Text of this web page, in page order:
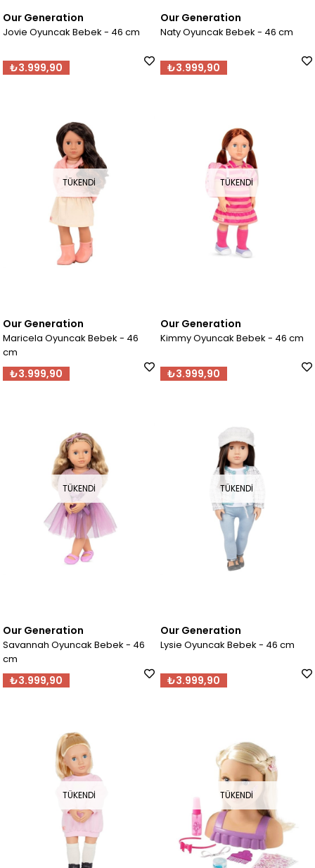
Our Generation
Jovie Oyuncak Bebek - 46 cm
₺3.999,90
Our Generation
Naty Oyuncak Bebek - 46 cm
₺3.999,90
TÜKENDI
Our Generation
Maricela Oyuncak Bebek - 46
cm
₺3.999,90
TÜKENDI
Our Generation
Kimmy Oyuncak Bebek - 46 cm
₺3.999,90
TÜKENDI
Our Generation
Savannah Oyuncak Bebek - 46
cm
₺3.999,90
TÜKENDI
Our Generation
Lysie Oyuncak Bebek - 46 cm
₺3.999,90
TÜKENDI TÜKENDI